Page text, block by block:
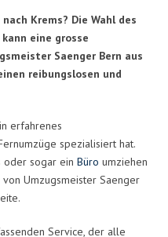
Krems? Die Wahl des
eine grosse
Saenger Bern aus
reibungslosen und
erfahrenes
spezialisiert hat.
oder sogar ein Büro umziehen
Umzugsmeister Saenger
Service, der alle